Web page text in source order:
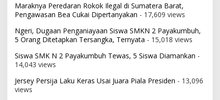
Maraknya Peredaran Rokok Ilegal di Sumatera Barat,
Pengawasan Bea Cukai Dipertanyakan - 17,609 views
Ngeri, Dugaan Penganiayaan Siswa SMKN 2 Payakumbuh,
5 Orang Ditetapkan Tersangka, Ternyata - 15,018 views
Siswa SMK N 2 Payakumbuh Tewas, 5 Siswa Diamankan -
14,043 views
Jersey Persija Laku Keras Usai Juara Piala Presiden - 13,096
views